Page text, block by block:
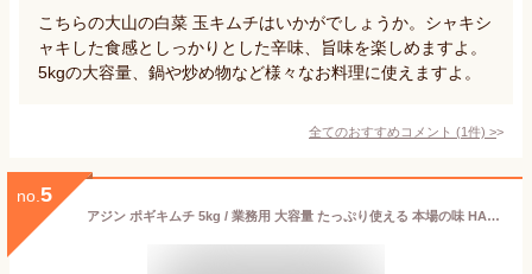
こちらの大山の白菜 玉キムチはいかがでしょうか。シャキシ
ャキした食感としっかりとした辛味、旨味を楽しめますよ。
5kgの大容量、鍋や炒め物など様々なお料理に使えますよ。
全てのおすすめコメント (1件) >
no. 5
アジン ポギキムチ 5kg / 業務用 大容量 たっぷり使える 本場の味 HACCP認証 キムチ 白菜キムチ 韓国風白菜キムチ 食卓応援隊